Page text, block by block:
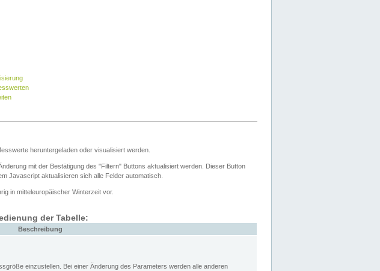
heruntergeladen oder visualisiert werden.
mit der Bestätigung des "Filtern" Buttons aktualisiert werden. Dieser Button
Javascript aktualisieren sich alle Felder automatisch.
in mitteleuropäischer Winterzeit vor.
der Tabelle:
Beschreibung
einzustellen. Bei einer Änderung des Parameters werden alle anderen